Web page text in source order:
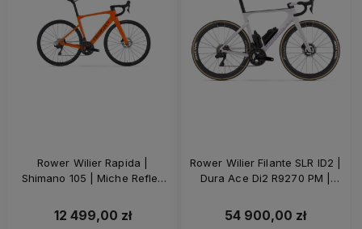
Rower Wilier Rapida |
Shimano 105 | Miche Reflex
12 499,00 zł
Rower Wilier Filante SLR ID2 |
Dura Ace Di2 R9270 PM |
54 900,00 zł